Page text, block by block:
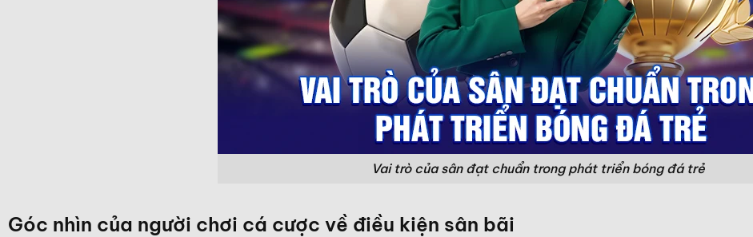
Vai trò của sân đạt chuẩn trong phát triển bóng đá trẻ
Góc nhìn của người chơi cá cược về điều kiện sân bãi